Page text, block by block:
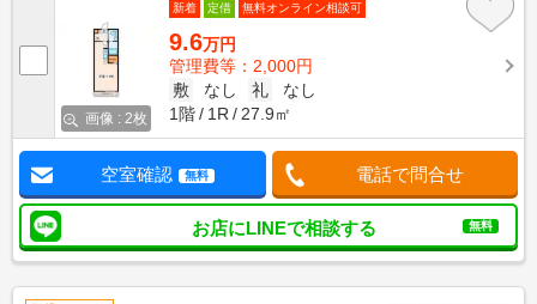
画像 : 2枚
新着 定借 無料オンライン相談可
9.6万円
管理費等：2,000円
敷
なし 礼
なし
1階
1R 27.9㎡
空室確認 無料 電話で問合せ
お店にLINEで相談する 無料